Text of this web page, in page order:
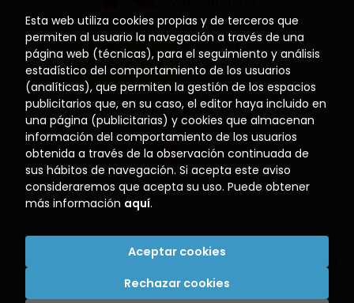
Librería El Puerto . Todos los Derechos Reservados
Esta web utiliza cookies propias y de terceros que
permiten al usuario la navegación a través de una
página web (técnicas), para el seguimiento y análisis
estadístico del comportamiento de los usuarios
(analíticas), que permiten la gestión de los espacios
publicitarios que, en su caso, el editor haya incluido en
una página (publicitarias) y cookies que almacenan
información del comportamiento de los usuarios
obtenida a través de la observación continuada de
sus hábitos de navegación. Si acepta este aviso
consideraremos que acepta su uso. Puede obtener
más información aquí.
Rechazar cookies
Aceptar cookies